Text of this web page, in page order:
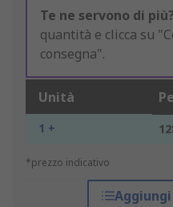
Te ne servono di più?
quantità e clicca su
consegna".
Unità
1 +
*prezzo indicativo